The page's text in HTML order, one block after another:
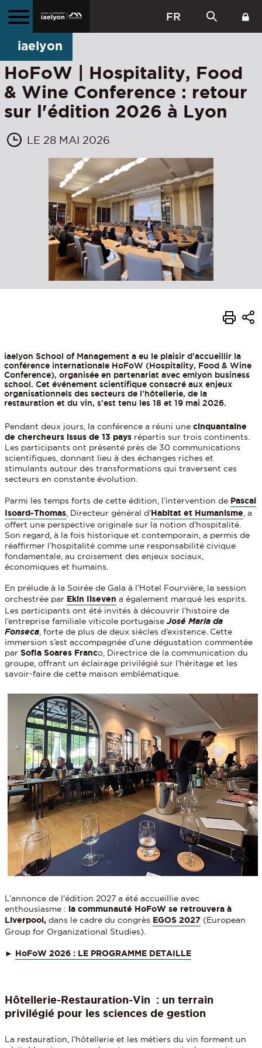
FR
iaelyon
HoFoW | Hospitality, Food
& Wine Conference : retour
sur l'édition 2026 à Lyon
LE 28 MAI 2026
iaelyon School of Management a eu le plaisir d’accueillir la
conférence internationale HoFoW (Hospitality, Food & Wine
Conference), organisée en partenariat avec emlyon business
school. Cet événement scientifique consacré aux enjeux
organisationnels des secteurs de l’hôtellerie, de la
restauration et du vin, s’est tenu les 18 et 19 mai 2026.
Pendant deux jours, la conférence a réuni unecinquantaine
de chercheurs issus de 13 pays répartis sur trois continents.
Les participants ont présenté près de 30 communications
scientifiques, donnant lieu à des échanges riches et
stimulants autour des transformations qui traversent ces
secteurs en constante évolution.
Parmi les temps forts de cette édition, l’intervention de Pascal
Isoard-Thomas , Directeur général d’Habitat et Humanisme , a
offert une perspective originale sur la notion d’hospitalité.
Son regard, à la fois historique et contemporain, a permis de
réaffirmer l’hospitalité comme une responsabilité civique
fondamentale, au croisement des enjeux sociaux,
économiques et humains.
En prélude à la Soirée de Gala à l’Hotel Fourvière, la session
orchestrée par Ekin Ilseven a également marqué les esprits.
Les participants ont été invités à découvrir l’histoire de
l’entreprise familiale viticole portugaiseJosé Maria da
Fonseca , forte de plus de deux siècles d’existence. Cette
immersion s’est accompagnée d’une dégustation commentée
par Sofia Soares Franco, Directrice de la communication du
groupe, offrant un éclairage privilégié sur l’héritage et les
savoir-faire de cette maison emblématique.
L’annonce de l'édition 2027 a été accueillie avec
enthousiasme : la communauté HoFoW se retrouvera à
Liverpool, dans le cadre du congrès EGOS 2027 (European
Group for Organizational Studies).
► HoFoW 2026 : LE PROGRAMME DETAILLE
Hôtellerie-Restauration-Vin : un terrain
privilégié pour les sciences de gestion
La restauration, l’hôtellerie et les métiers du vin forment un